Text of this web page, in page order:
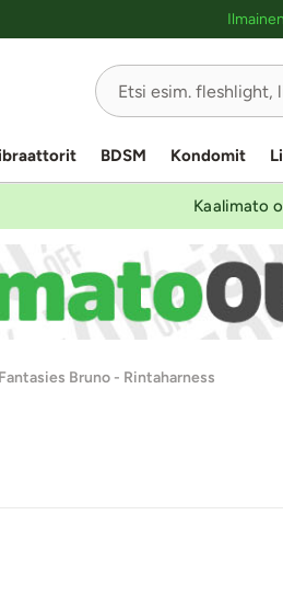
BDSM Kondomit
Kaalimato
Bruno - Rintaharness